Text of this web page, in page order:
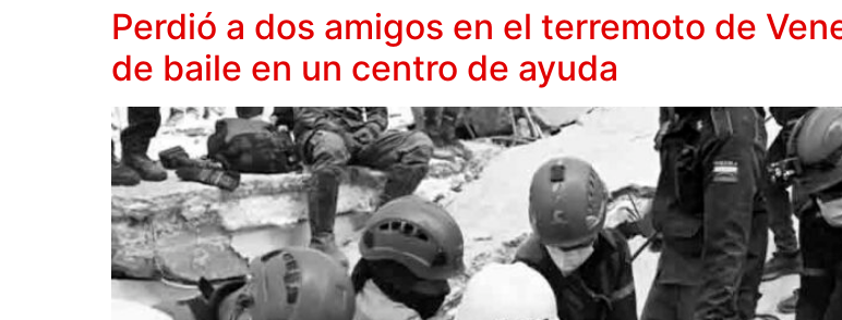
Perdió a dos amigos en el terremoto de
de baile en un centro de ayuda